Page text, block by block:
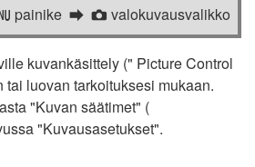
painike C valokuvausvalikko
kuvankäsittely (" Picture Control
tai luovan tarkoituksesi mukaan.
"Kuvan säätimet" (
"Kuvausasetukset".